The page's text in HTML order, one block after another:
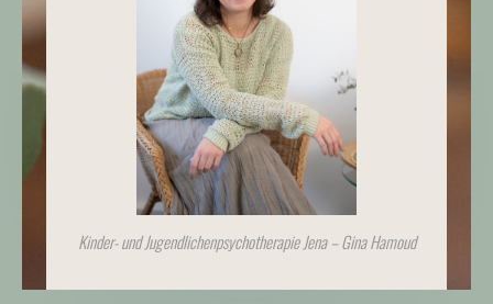
Kinder- und Jugendlichenpsychotherapie Jena – Gina Hamoud